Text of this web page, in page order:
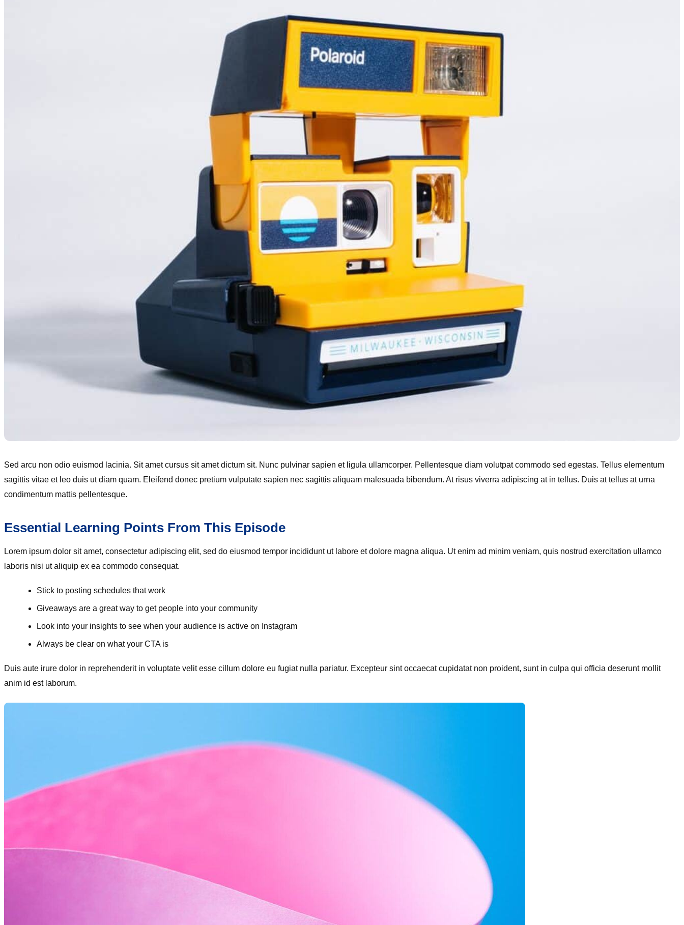
Sed arcu non odio euismod lacinia. Sit amet cursus sit amet dictum sit. Nunc pulvinar sapien et ligula ullamcorper. Pellentesque diam volutpat commodo sed egestas. Tellus elementum
sagittis vitae et leo duis ut diam quam. Eleifend donec pretium vulputate sapien nec sagittis aliquam malesuada bibendum. At risus viverra adipiscing at in tellus. Duis at tellus at urna
condimentum mattis pellentesque.
Essential Learning Points From This Episode
Lorem ipsum dolor sit amet, consectetur adipiscing elit, sed do eiusmod tempor incididunt ut labore et dolore magna aliqua. Ut enim ad minim veniam, quis nostrud exercitation ullamco
laboris nisi ut aliquip ex ea commodo consequat.
Stick to posting schedules that work
Giveaways are a great way to get people into your community
Look into your insights to see when your audience is active on Instagram
Always be clear on what your CTA is
Duis aute irure dolor in reprehenderit in voluptate velit esse cillum dolore eu fugiat nulla pariatur. Excepteur sint occaecat cupidatat non proident, sunt in culpa qui officia deserunt mollit
anim id est laborum.